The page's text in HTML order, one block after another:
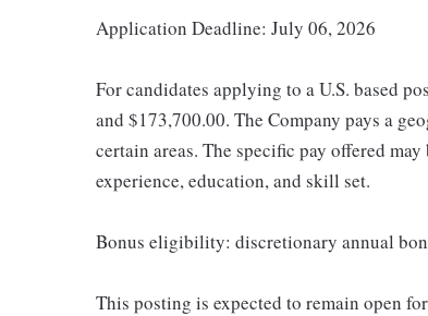
Application Deadline: July 06, 2026
For candidates applying to a U.S. based
and $173,700.00. The Company pays a
certain areas. The specific pay offered
experience, education, and skill set.
Bonus eligibility: discretionary annual
This posting is expected to remain open